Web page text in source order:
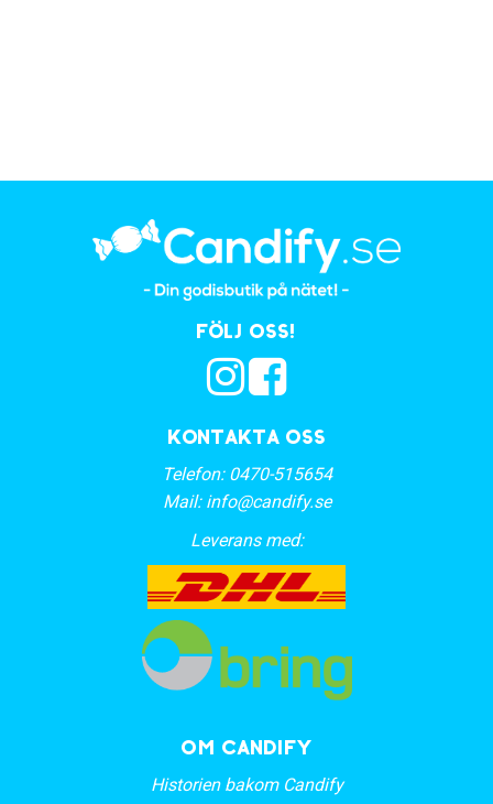
Kontakta oss
Telefon: 0470-515654
Mail: info@candify.se
Leverans med:
Följ oss!
OM CANDIFY
Historien bakom Candify